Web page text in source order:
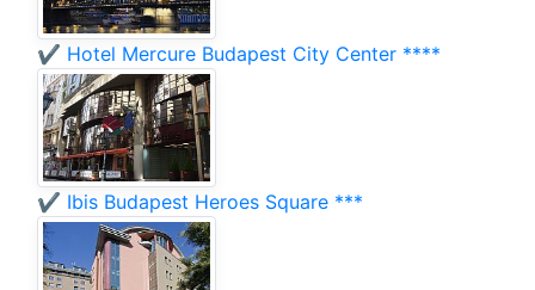
✔️ Hotel Mercure Budapest City Center ****
✔️ Ibis Budapest Heroes Square ***